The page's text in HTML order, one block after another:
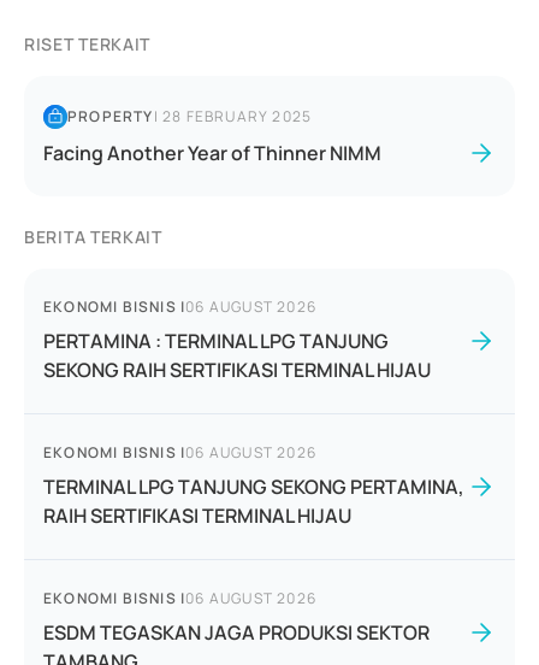
RISET TERKAIT
PROPERTY|28 FEBRUARY 2025
Facing Another Year of Thinner NIMM
BERITA TERKAIT
EKONOMI BISNIS |06 AUGUST 2026
PERTAMINA : TERMINAL LPG TANJUNG
SEKONG RAIH SERTIFIKASI TERMINAL HIJAU
EKONOMI BISNIS |06 AUGUST 2026
TERMINAL LPG TANJUNG SEKONG PERTAMINA,
RAIH SERTIFIKASI TERMINAL HIJAU
EKONOMI BISNIS |06 AUGUST 2026
ESDM TEGASKAN JAGA PRODUKSI SEKTOR